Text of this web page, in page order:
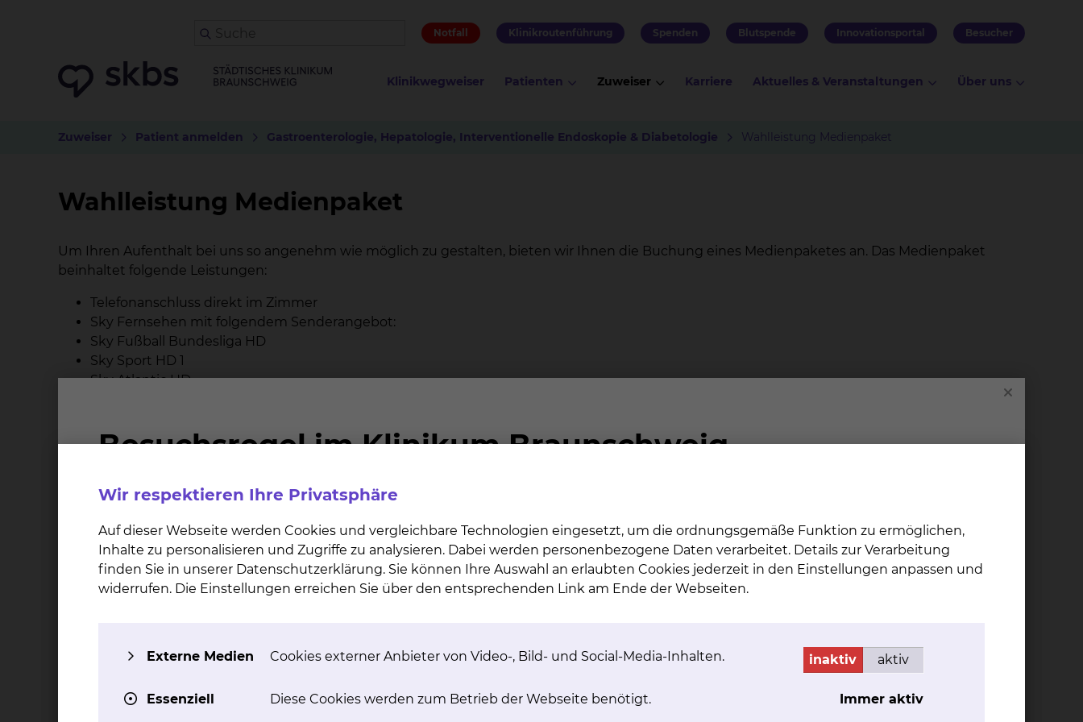
Notfall Klinikroutenführung Spenden Blutspende Innovationsportal Besucher
Klinikwegweiser Patienten Zuweiser Karriere Aktuelles & Veranstaltungen Über uns
Zuweiser Patient anmelden Gastroenterologie, Hepatologie, Interventionelle Endoskopie & Diabetologie Wahlleistung Medienpaket
Wahlleistung Medienpaket
Um Ihren Aufenthalt bei uns so angenehm wie möglich zu gestalten, bieten wir Ihnen die Buchung eines Medienpaketes an. Das Medienpaket
beinhaltet folgende Leistungen:
Telefonanschluss direkt im Zimmer
Sky Fernsehen mit folgendem Senderangebot:
Sky Fußball Bundesliga HD
Sky Sport HD 1
Sky Atlantic HD
Die entstandenen Gebühren für Telefon und Medienpaket werden Ihnen nach Ihrer Entlassung in Rechnung gestellt. Bitte haben Sie Verständnis,
abgegolten. Die entstandenen Gesprächsgebühren werden Ihnen gesondert in Rechnung gestellt. Die Kosten für das Medienpaket betragen 3 €
pro Tag zzgl. 0,10 € pro Gesprächseinheit.
Wichtiger Hinweis
Abschlagszahlungen bei Inanspruchnahme von Wahlleistungen
Wir respektieren Ihre Privatsphäre
Auf dieser Webseite werden Cookies und vergleichbare Technologien eingesetzt, um die ordnungsgemäße Funktion zu ermöglichen,
Inhalte zu personalisieren und Zugriffe zu analysieren. Dabei werden personenbezogene Daten verarbeitet. Details zur Verarbeitung
finden Sie in unserer Datenschutzerklärung. Sie können Ihre Auswahl an erlaubten Cookies jederzeit in den Einstellungen anpassen und
widerrufen. Die Einstellungen erreichen Sie über den entsprechenden Link am Ende der Webseiten.
Externe Medien Cookies externer Anbieter von Video-, Bild- und Social-Media-Inhalten. inaktiv aktiv
Essenziell Diese Cookies werden zum Betrieb der Webseite benötigt. Immer aktiv